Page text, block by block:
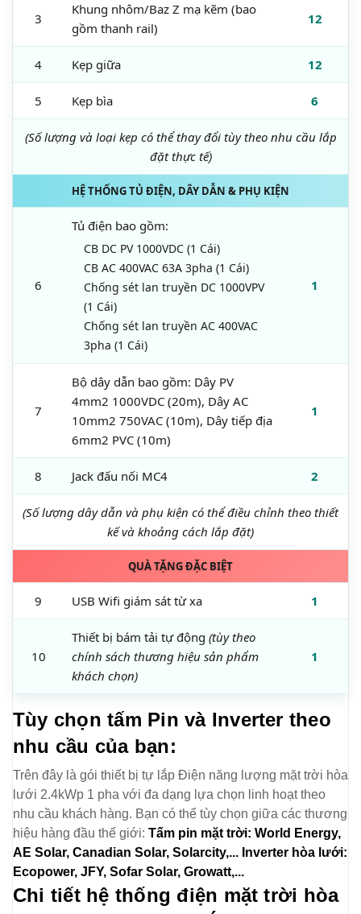
3
Khung nhôm/Baz Z mạ kẽm (bao
gồm thanh rail)
12
4 Kẹp giữa 12
5 Kẹp bìa 6
(Số lượng và loại kẹp có thể thay đổi tùy theo nhu cầu lắp
đặt thực tế)
HỆ THỐNG TỦ ĐIỆN, DÂY DẪN & PHỤ KIỆN
6
Tủ điện bao gồm:
CB DC PV 1000VDC (1 Cái)
CB AC 400VAC 63A 3pha (1 Cái)
Chống sét lan truyền DC 1000VPV
(1 Cái)
Chống sét lan truyền AC 400VAC
3pha (1 Cái)
1
7
Bộ dây dẫn bao gồm: Dây PV
4mm2 1000VDC (20m), Dây AC
10mm2 750VAC (10m), Dây tiếp địa
6mm2 PVC (10m)
1
8 Jack đấu nối MC4 2
(Số lượng dây dẫn và phụ kiện có thể điều chỉnh theo thiết
kế và khoảng cách lắp đặt)
QUÀ TẶNG ĐẶC BIỆT
9 USB Wifi giám sát từ xa 1
10
Thiết bị bám tải tự động (tùy theo
chính sách thương hiệu sản phẩm
khách chọn)
1
Tùy chọn tấm Pin và Inverter theo
nhu cầu của bạn:
Trên đây là gói thiết bị tự lắp Điện năng lượng mặt trời hòa
lưới 2.4kWp 1 pha với đa dạng lựa chọn linh hoạt theo
nhu cầu khách hàng. Bạn có thể tùy chọn giữa các thương
hiệu hàng đầu thế giới: Tấm pin mặt trời: World Energy,
AE Solar, Canadian Solar, Solarcity,... Inverter hòa lưới:
Ecopower, JFY, Sofar Solar, Growatt,...
Chi tiết hệ thống điện mặt trời hòa